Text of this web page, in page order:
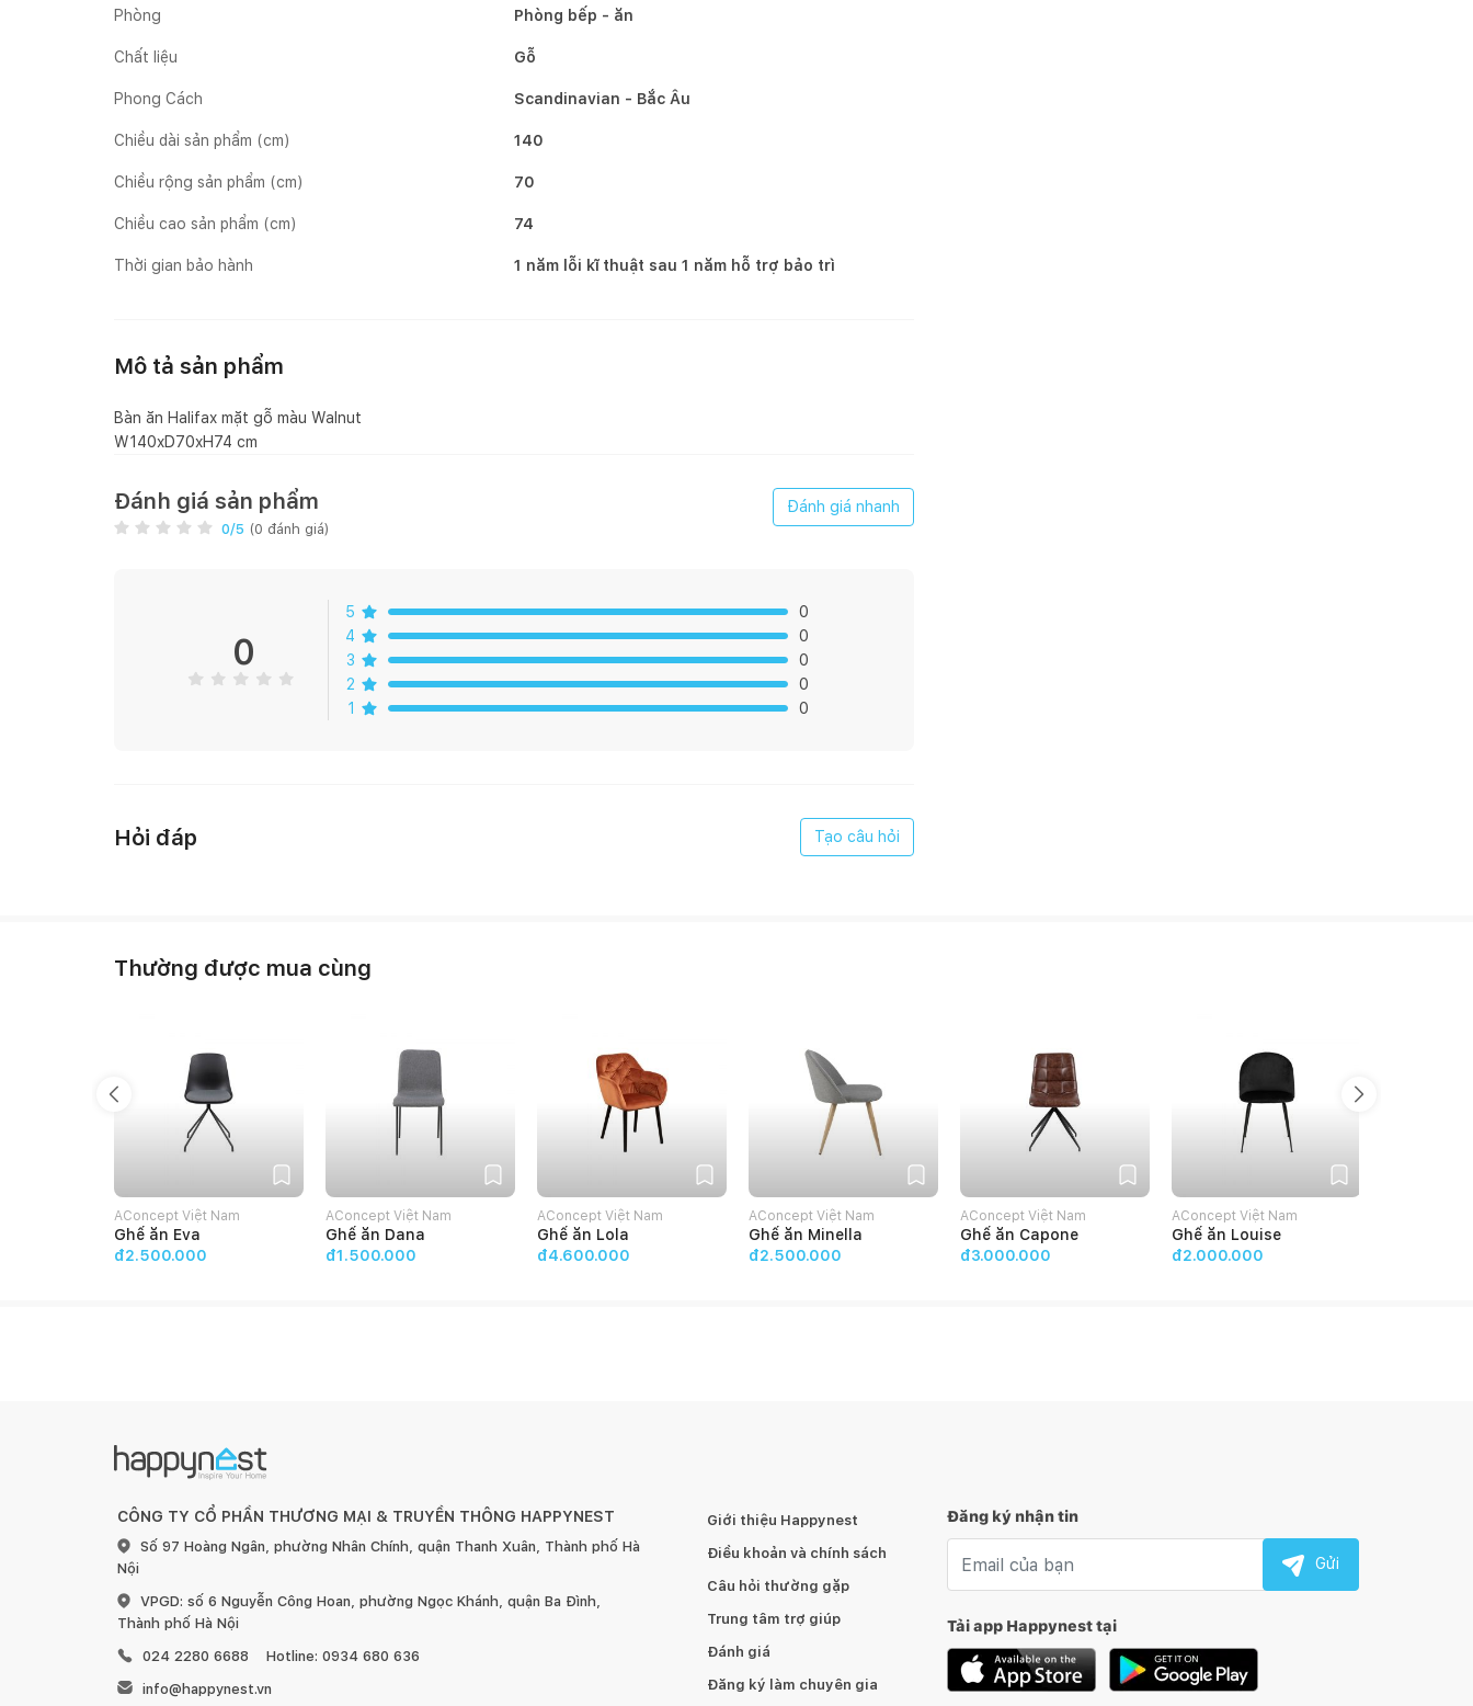
Phòng Phòng bếp - ăn
Chất liệu Gỗ
Phong Cách Scandinavian - Bắc Âu
Chiều dài sản phẩm (cm) 140
Chiều rộng sản phẩm (cm) 70
Chiều cao sản phẩm (cm) 74
Thời gian bảo hành 1 năm lỗi kĩ thuật sau 1 năm hỗ trợ bảo trì
Mô tả sản phẩm
Bàn ăn Halifax mặt gỗ màu Walnut
Đánh giá sản phẩm
0/5 (0 đánh giá)
Đánh giá nhanh
0
5
0
4
0
3
0
2
0
1
0
Hỏi đáp Tạo câu hỏi
Thường được mua cùng
AConcept Việt Nam
Ghế ăn Eva
đ2.500.000
AConcept Việt Nam
Ghế ăn Dana
đ1.500.000
AConcept Việt Nam
Ghế ăn Lola
đ4.600.000
AConcept Việt Nam
Ghế ăn Minella
đ2.500.000
AConcept Việt Nam
Ghế ăn Capone
đ3.000.000
AConcept Việt Nam
Ghế ăn Louise
đ2.000.000
CÔNG TY CỔ PHẦN THƯƠNG MẠI & TRUYỀN THÔNG HAPPYNEST
Số 97 Hoàng Ngân, phường Nhân Chính, quận Thanh Xuân, Thành phố Hà
Nội
VPGD: số 6 Nguyễn Công Hoan, phường Ngọc Khánh, quận Ba Đình,
Thành phố Hà Nội
024 2280 6688
Hotline: 0934 680 636
info@happynest.vn
Giới thiệu Happynest
Điều khoản và chính sách
Câu hỏi thường gặp
Trung tâm trợ giúp
Đánh giá
Đăng ký làm chuyên gia
Đăng ký nhận tin
Gửi
Tải app Happynest tại